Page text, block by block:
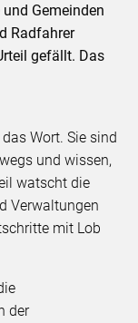
Gemeinden
Radfahrer
gefällt. Das
Wort. Sie sind
und wissen,
watscht die
Verwaltungen
mit Lob
der